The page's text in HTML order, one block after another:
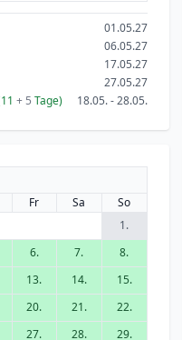
01.05.27
06.05.27
17.05.27
27.05.27
+ 5 Tage) 18.05. - 28.05.
Fr Sa
So
1.
6. 7.
8.
13. 14.
15.
20. 21.
22.
27. 28. 29.